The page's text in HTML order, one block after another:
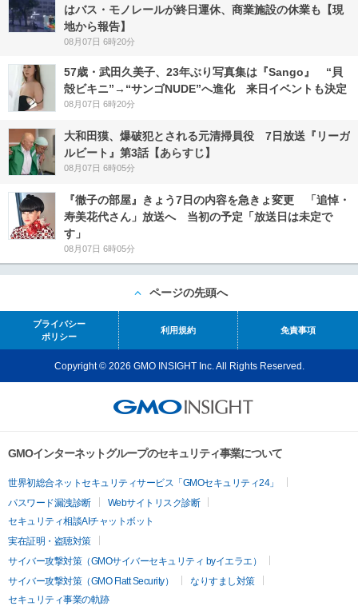
はバス・モノレールが終日運休、商業施設の休業も【現
地から報告】
08月07日 6時20分
57歳・武田久美子、23年ぶり写真集は『Sango』 “貝
殻ビキニ”→“サンゴNUDE”へ進化 来日イベントも決定
08月07日 6時20分
大和田獏、爆破犯とされる元清掃員役 7日放送『リーガ
ルビート』第3話【あらすじ】
08月07日 6時05分
『徹子の部屋』きょう7日の内容を急きょ変更 「追悼・
寿美花代さん」放送へ 当初の予定「放送日は未定で
す」
08月07日 6時05分
ページの先頭へ
プライバシー
ポリシー
利用規約 免責事項
Copyright © 2026 GMO INSIGHT Inc. All Rights Reserved.
GMOインターネットグループのセキュリティ事業について
世界初総合ネットセキュリティサービス「GMOセキュリティ24」
パスワード漏洩診断
Webサイトリスク診断
セキュリティ相談AIチャットボット
実在証明・盗聴対策
サイバー攻撃対策（GMOサイバーセキュリティ byイエラエ）
サイバー攻撃対策（GMO Flatt Security）
なりすまし対策
セキュリティ事業の軌跡